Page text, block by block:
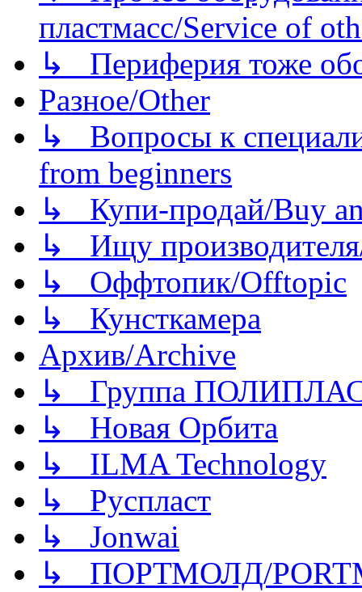
пластмасс/Service of
↳ Периферия тоже
Разное/Other
↳ Вопросы к
from beginners
↳ Купи-продай/Buy
↳ Ищу
↳ Оффтопик/Offtopic
↳ Кунсткамера
Архив/Archive
↳ Группа
↳ Новая Орбита
↳ ILMA Technology
↳ Руспласт
↳ Jonwai
↳ ПОРТМОЛД/